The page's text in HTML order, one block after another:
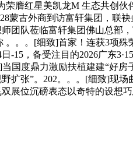
膺红星美凯龙M 生态共创伙
蒙古外商到访富轩集团，联
团队莅临富轩集团佛山总部
。。[细致]首家！连获3项殊
-15，备受注目的2026广东
国度鼎力激励扶植建建“好房
扩张”。202。。。[细致]现
展位沉磅表态以奇特的设想